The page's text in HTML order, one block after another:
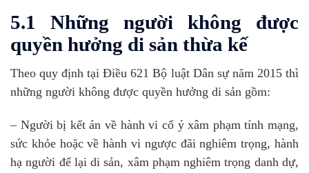
5.1 Những người không được
quyền hưởng di sản thừa kế
Theo quy định tại Điều 621 Bộ luật Dân sự năm 2015 thì
những người không được quyền hưởng di sản gồm:
– Người bị kết án về hành vi cố ý xâm phạm tính mạng,
sức khỏe hoặc về hành vi ngược đãi nghiêm trọng, hành
hạ người để lại di sản, xâm phạm nghiêm trọng danh dự,